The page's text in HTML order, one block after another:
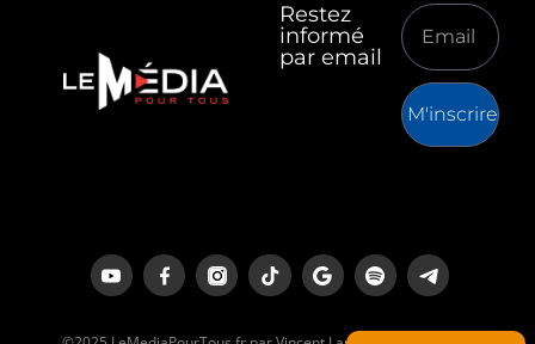
Restez
informé
par email
M'inscrire